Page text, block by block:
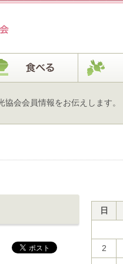
会会員情報をお伝えします。
日
2